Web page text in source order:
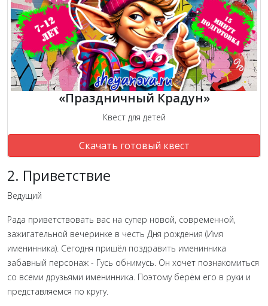
«Праздничный Крадун»
Квест для детей
Скачать готовый квест
2. Приветствие
Ведущий
Рада приветствовать вас на супер новой, современной,
зажигательной вечеринке в честь Дня рождения (Имя
именинника). Сегодня пришёл поздравить именинника
забавный персонаж - Гусь обнимусь. Он хочет познакомиться
со всеми друзьями именинника. Поэтому берём его в руки и
представляемся по кругу.